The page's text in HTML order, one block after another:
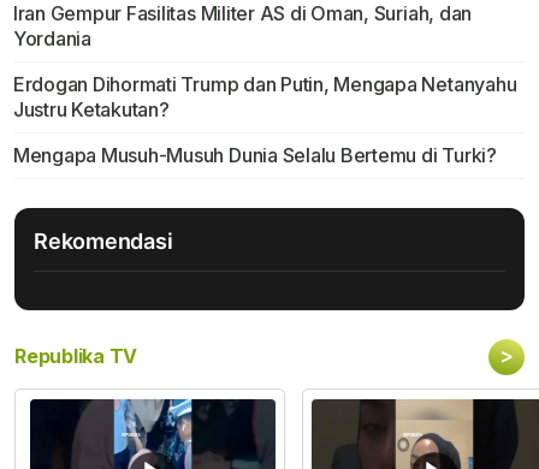
Iran Gempur Fasilitas Militer AS di Oman, Suriah, dan
Yordania
Erdogan Dihormati Trump dan Putin, Mengapa Netanyahu
Justru Ketakutan?
Mengapa Musuh-Musuh Dunia Selalu Bertemu di Turki?
Rekomendasi
Republika TV >